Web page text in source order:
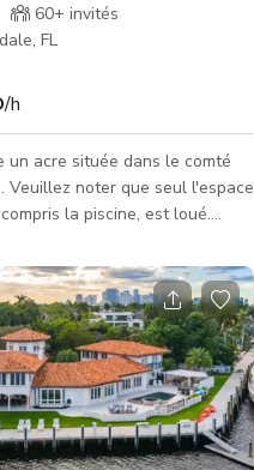
60+ invités
FL
/h
un acre située dans le comté
Veuillez noter que seul l'espace
la piscine, est loué.
Le château présente
exquise avec de
en verre, des portes
des portes doubles d'entrée
Le domaine dispose
allée circulaire avec une
vous transporte dans le sud de
jardin arrière